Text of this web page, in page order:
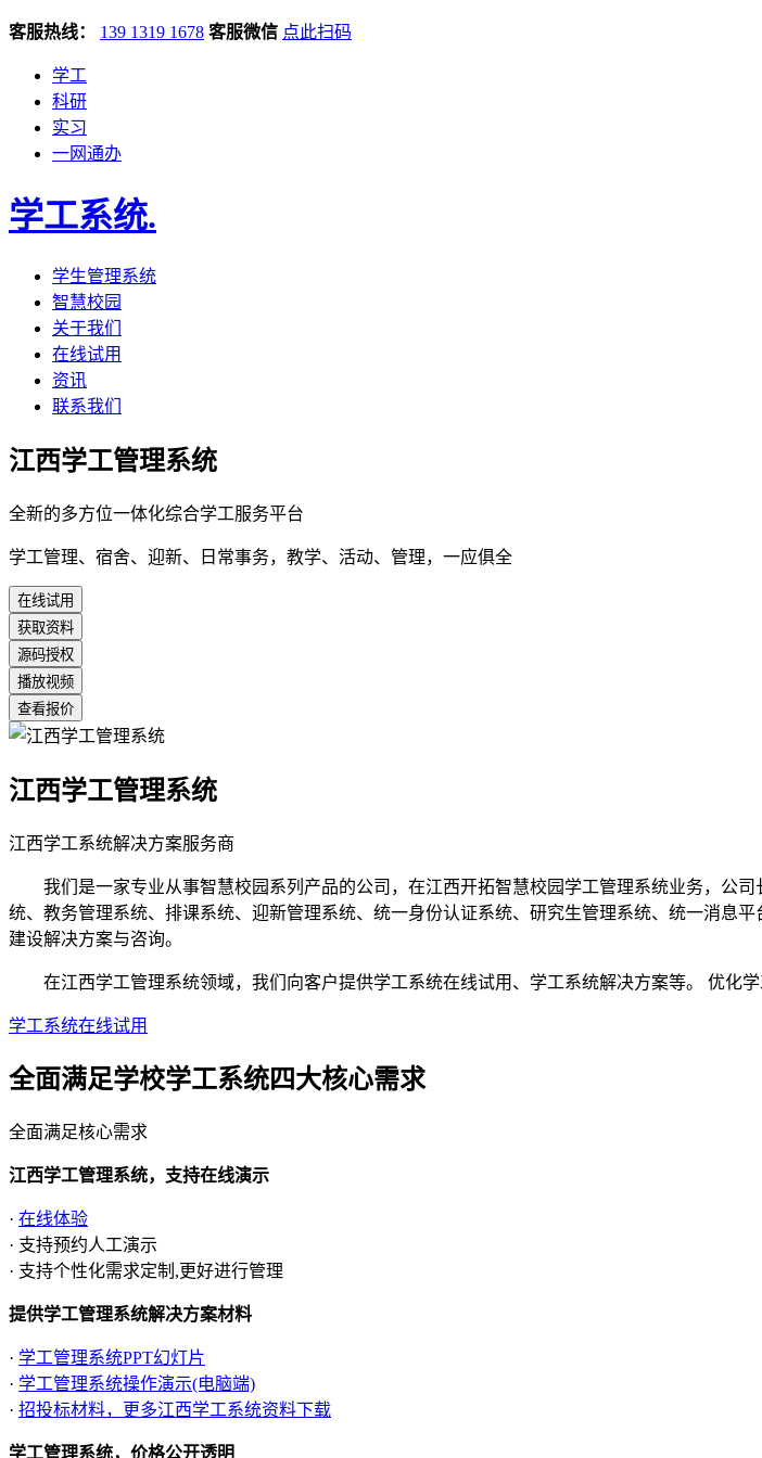
客服热线： 139 1319 1678 客服微信 点此扫码
学工
科研
实习
一网通办
学工系统.
学生管理系统
智慧校园
关于我们
在线试用
资讯
联系我们
江西学工管理系统
全新的多方位一体化综合学工服务平台
学工管理、宿舍、迎新、日常事务，教学、活动、管理，一应俱全
在线试用
获取资料
源码授权
播放视频
查看报价
江西学工管理系统
江西学工系统解决方案服务商
我们是一家专业从事智慧校园系列产品的公司，在江西开拓智慧校园学工管理系统业务，公
统、教务管理系统、排课系统、迎新管理系统、统一身份认证系统、研究生管理系统、统一消息
建设解决方案与咨询。
在江西学工管理系统领域，我们向客户提供学工系统在线试用、学工系统解决方案等。 优化
学工系统在线试用
全面满足学校学工系统四大核心需求
全面满足核心需求
江西学工管理系统，支持在线演示
· 在线体验
· 支持预约人工演示
· 支持个性化需求定制,更好进行管理
提供学工管理系统解决方案材料
· 学工管理系统PPT幻灯片
· 学工管理系统操作演示(电脑端)
· 招投标材料，更多江西学工系统资料下载
学工管理系统，价格公开透明